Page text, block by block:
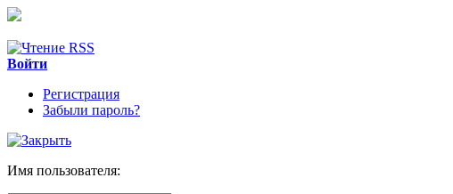
Войти
Регистрация
Забыли пароль?
Имя пользователя: